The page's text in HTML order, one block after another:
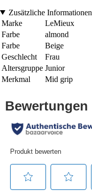
Zusätzliche Informationen
Marke
LeMieux
Farbe
almond
Farbe
Beige
Geschlecht
Frau
Altersgruppe Junior
Merkmal
Mid grip